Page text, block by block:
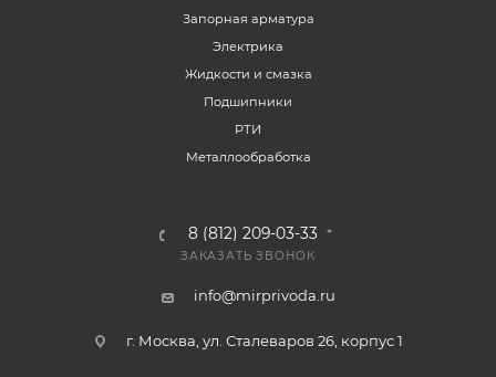
Запорная арматура
Электрика
Жидкости и смазка
Подшипники
РТИ
Металлообработка
8 (812) 209-03-33
ЗАКАЗАТЬ ЗВОНОК
info@mirprivoda.ru
г. Москва, ул. Сталеваров 26, корпус 1